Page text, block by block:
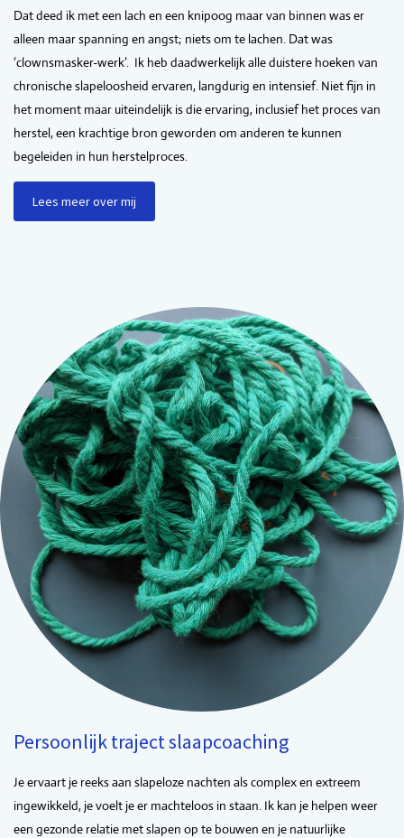
Dat deed ik met een lach en een knipoog maar van binnen was er
alleen maar spanning en angst; niets om te lachen. Dat was
‘clownsmasker-werk’. Ik heb daadwerkelijk alle duistere hoeken van
chronische slapeloosheid ervaren, langdurig en intensief. Niet fijn in
het moment maar uiteindelijk is die ervaring, inclusief het proces van
herstel, een krachtige bron geworden om anderen te kunnen
begeleiden in hun herstelproces.
Lees meer over mij
Persoonlijk traject slaapcoaching
Je ervaart je reeks aan slapeloze nachten als complex en extreem
ingewikkeld, je voelt je er machteloos in staan. Ik kan je helpen weer
een gezonde relatie met slapen op te bouwen en je natuurlijke